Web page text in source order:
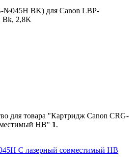
№045H BK) для Canon LBP-
Bk, 2,8K
для товара "Картридж Canon CRG-
HB" 1.
C лазерный совместимый HB